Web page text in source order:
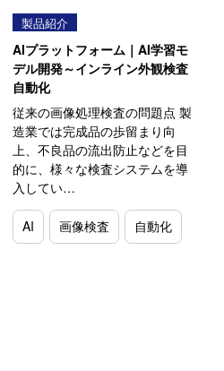
製品紹介
AIプラットフォーム｜AI学習モ
デル開発～インライン外観検査
自動化
従来の画像処理検査の問題点 製
造業では完成品の歩留まり向
上、不良品の流出防止などを目
的に、様々な検査システムを導
入してい…
AI 画像検査 自動化